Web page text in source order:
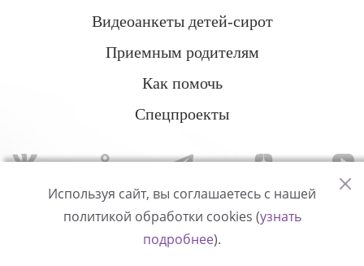
Видеоанкеты детей-сирот
Приемным родителям
Как помочь
Спецпроекты
Политика конфиденциальности
Используя сайт, вы соглашаетесь с нашей
политикой обработки cookies (узнать
подробнее).